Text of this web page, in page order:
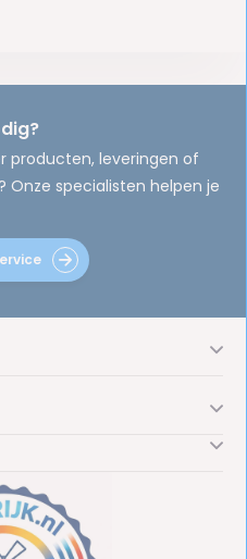
producten, leveringen of
Onze specialisten helpen je